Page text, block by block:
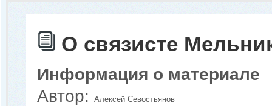
О связисте
Информация о материале
Автор:
Алексей Севостьянов